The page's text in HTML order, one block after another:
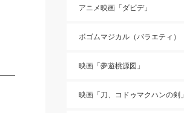
アニメ映画「ダビデ」
ボゴムマジカル（バラエティ）
映画「夢遊桃源図」
映画「刀、コドゥマクハンの剣」